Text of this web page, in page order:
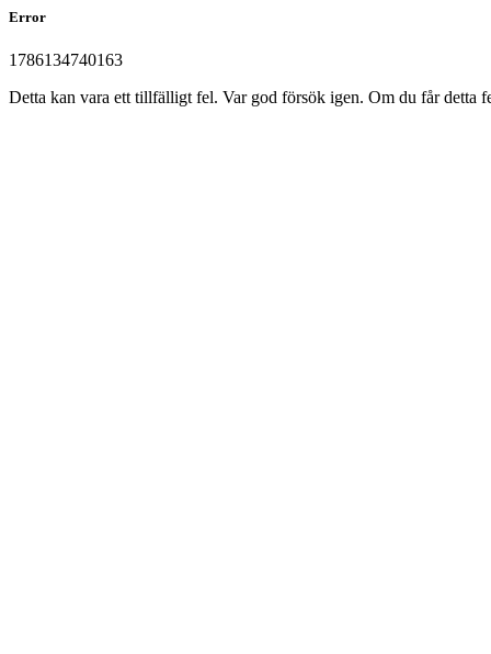
Error
1786134740163
Detta kan vara ett tillfälligt fel. Var god försök igen. Om du får detta